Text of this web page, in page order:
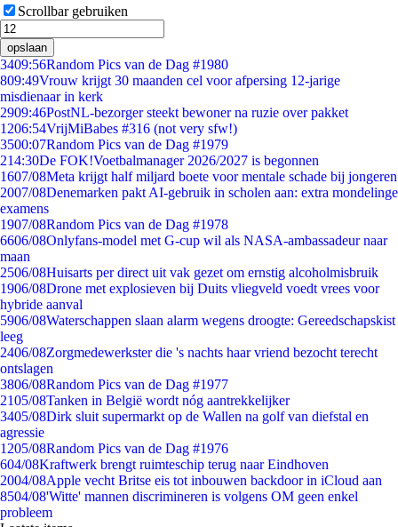
Scrollbar gebruiken
opslaan
3409:56Random Pics van de Dag #1980
809:49Vrouw krijgt 30 maanden cel voor afpersing 12-jarige
misdienaar in kerk
2909:46PostNL-bezorger steekt bewoner na ruzie over pakket
1206:54VrijMiBabes #316 (not very sfw!)
3500:07Random Pics van de Dag #1979
214:30De FOK!Voetbalmanager 2026/2027 is begonnen
1607/08Meta krijgt half miljard boete voor mentale schade bij jongeren
2007/08Denemarken pakt AI-gebruik in scholen aan: extra mondelinge
examens
1907/08Random Pics van de Dag #1978
6606/08Onlyfans-model met G-cup wil als NASA-ambassadeur naar
maan
2506/08Huisarts per direct uit vak gezet om ernstig alcoholmisbruik
1906/08Drone met explosieven bij Duits vliegveld voedt vrees voor
hybride aanval
5906/08Waterschappen slaan alarm wegens droogte: Gereedschapskist
leeg
2406/08Zorgmedewerkster die 's nachts haar vriend bezocht terecht
ontslagen
3806/08Random Pics van de Dag #1977
2105/08Tanken in België wordt nóg aantrekkelijker
3405/08Dirk sluit supermarkt op de Wallen na golf van diefstal en
agressie
1205/08Random Pics van de Dag #1976
604/08Kraftwerk brengt ruimteschip terug naar Eindhoven
2004/08Apple vecht Britse eis tot inbouwen backdoor in iCloud aan
8504/08'Witte' mannen discrimineren is volgens OM geen enkel
probleem